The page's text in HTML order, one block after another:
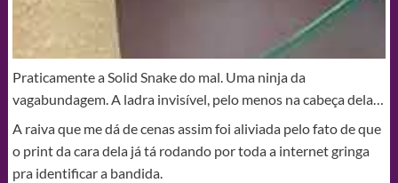
Praticamente a Solid Snake do mal. Uma ninja da
vagabundagem. A ladra invisível, pelo menos na cabeça dela…
A raiva que me dá de cenas assim foi aliviada pelo fato de que
o print da cara dela já tá rodando por toda a internet gringa
pra identificar a bandida.